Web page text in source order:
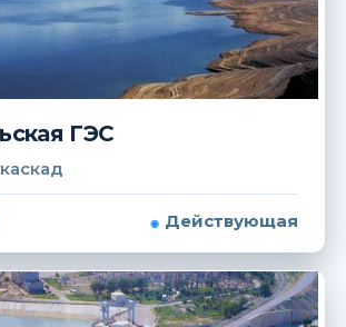
ГЭС
Действующая